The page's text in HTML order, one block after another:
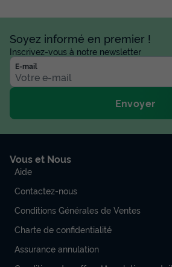
Soyez informé en premier !
Inscrivez-vous à notre newsletter
E-mail
Envoyer
Vous et Nous
Aide
Contactez-nous
Conditions Générales de Ventes
Charte de confidentialité
Assurance annulation